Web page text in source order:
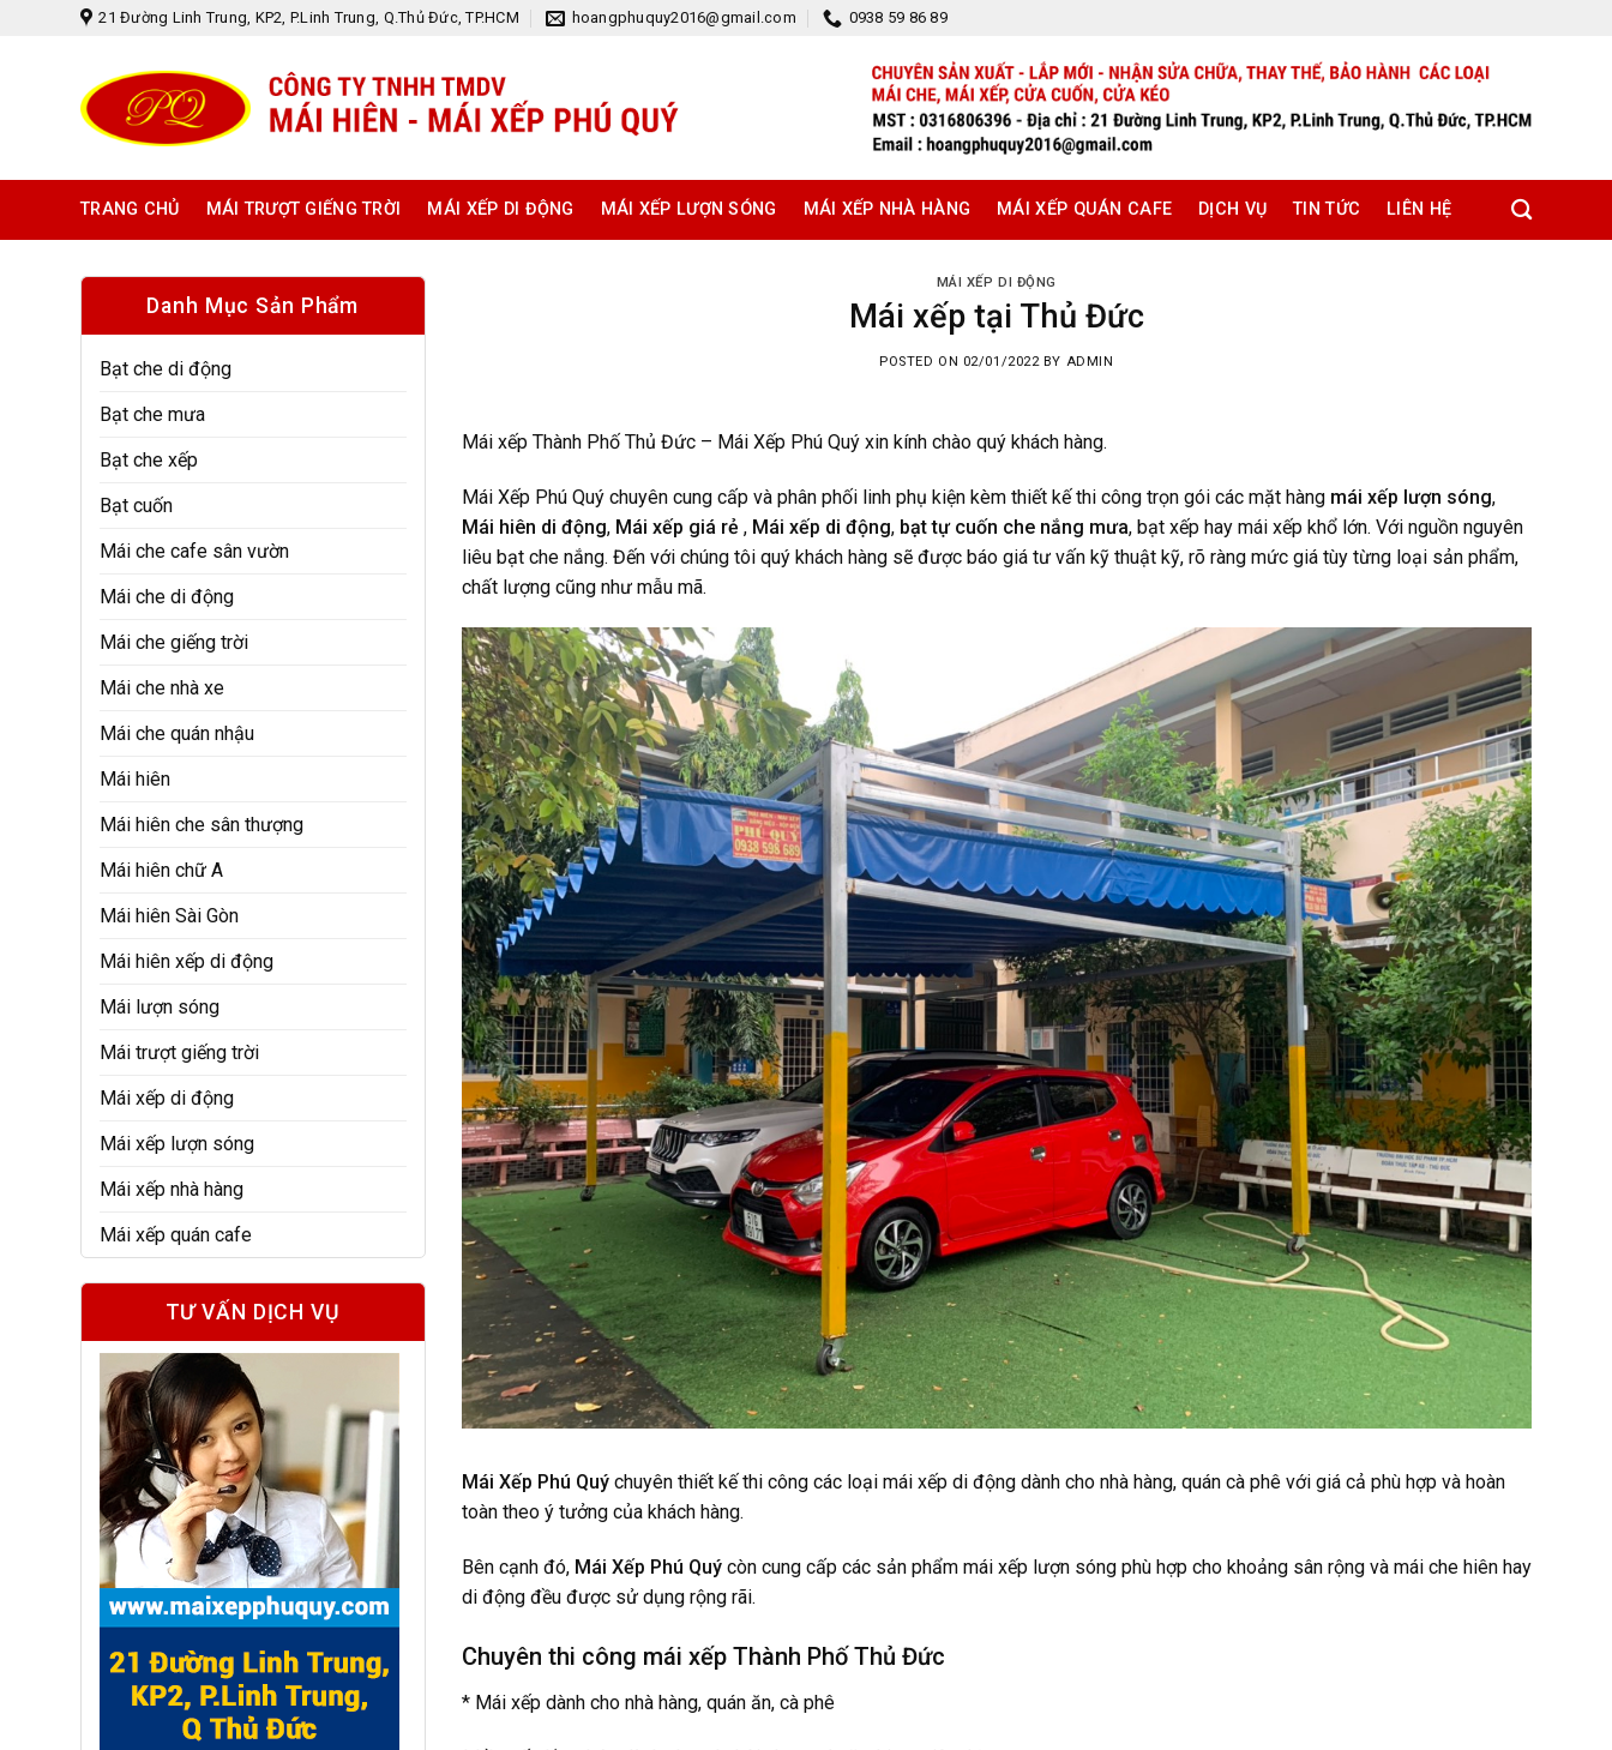
21 Đường Linh Trung, KP2, P.Linh Trung, Q.Thủ Đức, TP.HCM hoangphuquy2016@gmail.com 0938 59 86 89
TRANG CHỦ MÁI TRƯỢT GIẾNG TRỜI MÁI XẾP DI ĐỘNG MÁI XẾP LƯỢN SÓNG MÁI XẾP NHÀ HÀNG MÁI XẾP QUÁN CAFE DỊCH VỤ TIN TỨC LIÊN HỆ
Danh Mục Sản Phẩm
Bạt che di động
Bạt che mưa
Bạt che xếp
Bạt cuốn
Mái che cafe sân vườn
Mái che di động
Mái che giếng trời
Mái che nhà xe
Mái che quán nhậu
Mái hiên
Mái hiên che sân thượng
Mái hiên chữ A
Mái hiên Sài Gòn
Mái hiên xếp di động
Mái lượn sóng
Mái trượt giếng trời
Mái xếp di động
Mái xếp lượn sóng
Mái xếp nhà hàng
Mái xếp quán cafe
TƯ VẤN DỊCH VỤ
MÁI XẾP DI ĐỘNG
Mái xếp tại Thủ Đức
POSTED ON 02/01/2022BY ADMIN
Mái xếp Thành Phố Thủ Đức – Mái Xếp Phú Quý xin kính chào quý khách hàng.
Mái Xếp Phú Quý chuyên cung cấp và phân phối linh phụ kiện kèm thiết kế thi công trọn gói các mặt hàng mái xếp lượn sóng,
Mái hiên di động, Mái xếp giá rẻ , Mái xếp di động, bạt tự cuốn che nắng mưa, bạt xếp hay mái xếp khổ lớn. Với nguồn nguyên
liêu bạt che nắng. Đến với chúng tôi quý khách hàng sẽ được báo giá tư vấn kỹ thuật kỹ, rõ ràng mức giá tùy từng loại sản phẩm,
chất lượng cũng như mẫu mã.
Mái Xếp Phú Quýchuyên thiết kế thi công các loại mái xếp di độngdành cho nhà hàng, quán cà phê với giá cả phù hợp và hoàn
toàn theo ý tưởng của khách hàng.
Bên cạnh đó, Mái Xếp Phú Quýcòn cung cấp các sản phẩm mái xếp lượn sóng phù hợp cho khoảng sân rộng và mái che hiên hay
di động đều được sử dụng rộng rãi.
Chuyên thi công mái xếp Thành Phố Thủ Đức
* Mái xếp dành cho nhà hàng, quán ăn, cà phê